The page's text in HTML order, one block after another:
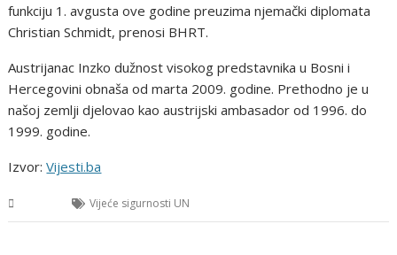
funkciju 1. avgusta ove godine preuzima njemački diplomata
Christian Schmidt, prenosi BHRT.
Austrijanac Inzko dužnost visokog predstavnika u Bosni i
Hercegovini obnaša od marta 2009. godine. Prethodno je u
našoj zemlji djelovao kao austrijski ambasador od 1996. do
1999. godine.
Izvor:Vijesti.ba
Vijeće sigurnosti UN